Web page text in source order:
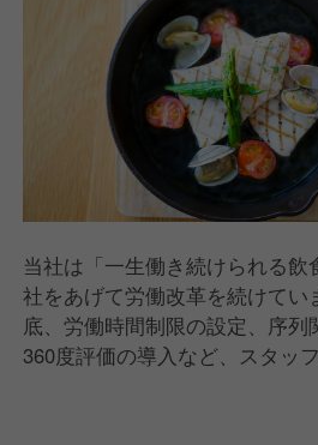
当社は「一生働き続けられる
社をあげて労働改革を続けてい
底、労働時間制限の設定、序列
360度評価の導入など、スタッ